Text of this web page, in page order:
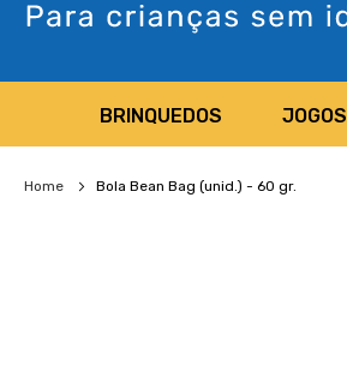
BRINQUEDOS JOGOS
Home Bola Bean Bag (unid.) - 60 gr.